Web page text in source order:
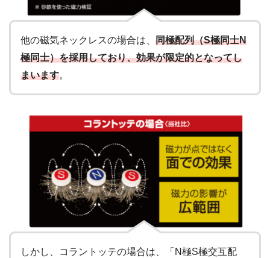
他の磁気ネックレスの場合は、 同極配列（S極同士N
極同士）を採用しており、効果が限定的となってし
まいます。
しかし、コラントッテの場合は、「N極S極交互配